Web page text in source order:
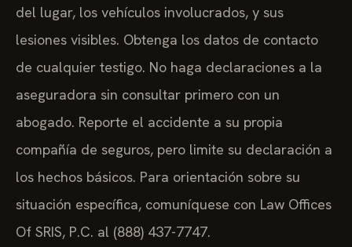
del lugar, los vehículos involucrados, y sus
lesiones visibles. Obtenga los datos de contacto
de cualquier testigo. No haga declaraciones a la
aseguradora sin consultar primero con un
abogado. Reporte el accidente a su propia
compañía de seguros, pero limite su declaración a
los hechos básicos. Para orientación sobre su
situación específica, comuníquese con Law Offices
Of SRIS, P.C. al (888) 437-7747.